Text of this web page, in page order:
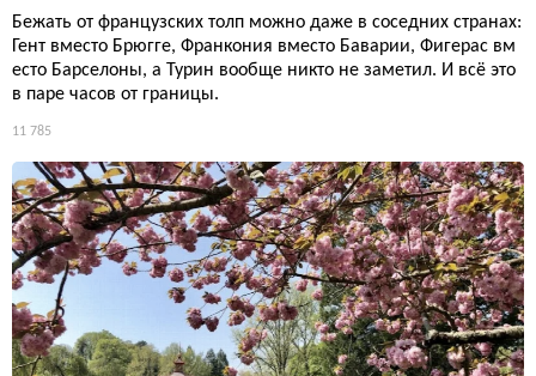
Бежать от французских толп можно даже в соседних странах:
Гент вместо Брюгге, Франкония вместо Баварии, Фигерас вм
есто Барселоны, а Турин вообще никто не заметил. И всё это
в паре часов от границы.
11 785